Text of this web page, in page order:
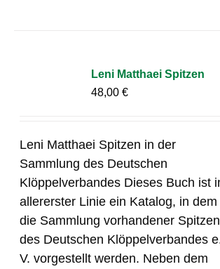
Leni Matthaei Spitzen
48,00€
Leni Matthaei Spitzen in der
Sammlung des Deutschen
Klöppelverbandes Dieses Buch ist
allererster Linie ein Katalog, in dem
die Sammlung vorhandener Spitzen
des Deutschen Klöppelverbandes
V. vorgestellt werden. Neben dem